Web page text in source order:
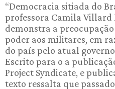
“Democracia sitiada do
professora Camila Villard
demonstra a
poder aos militares, em
do país pelo atual
Escrito para o a
Project Syndicate, e
texto ressalta que